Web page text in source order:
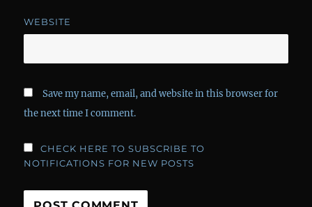
WEBSITE
Save my name, email, and website in this browser for
the next time I comment.
CHECK HERE TO SUBSCRIBE TO
NOTIFICATIONS FOR NEW POSTS